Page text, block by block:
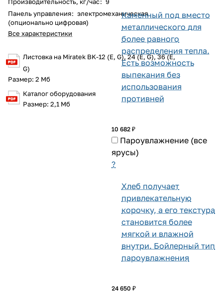
Панель управления: электромеханическая
(опционально цифровая)
Все характеристики
Листовка на Miratek BK-12 (E, G), 24 (E, G), 36 (E,
G)
Размер: 2 Мб
Каталог оборудования
Размер: 2,1 Мб
Каменный под вместо
металлического для
более равного
распределения тепла.
Есть возможность
выпекания без
использования
противней
10 682 ₽
Пароувлажнение (все
ярусы)
?
Хлеб получает
привлекательную
корочку, а его текстура
становится более
мягкой и влажной
внутри. Бойлерный тип
пароувлажнения
24 650 ₽